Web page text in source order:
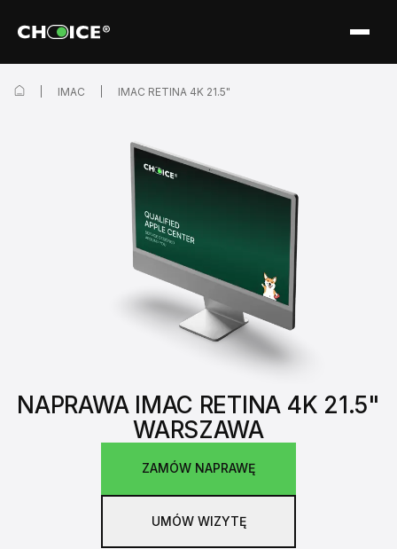
NAPRAWA IMAC RETINA 4K 21.5"
WARSZAWA
ZAMÓW NAPRAWĘ
UMÓW WIZYTĘ
IMAC IMAC RETINA 4K 21.5"